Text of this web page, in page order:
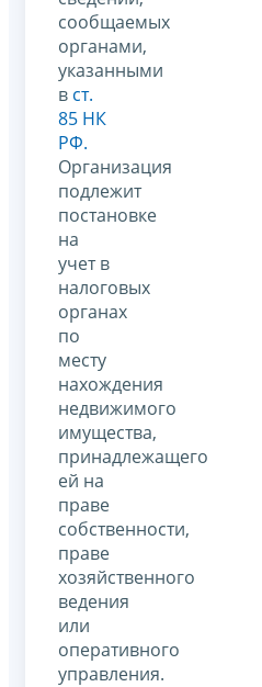
сообщаемых
органами,
указанными
в ст.
85 НК
РФ.
Организация
подлежит
постановке
на
учет в
налоговых
органах
по
месту
нахождения
недвижимого
имущества,
принадлежащего
ей на
праве
собственности,
праве
хозяйственного
ведения
или
оперативного
управления.